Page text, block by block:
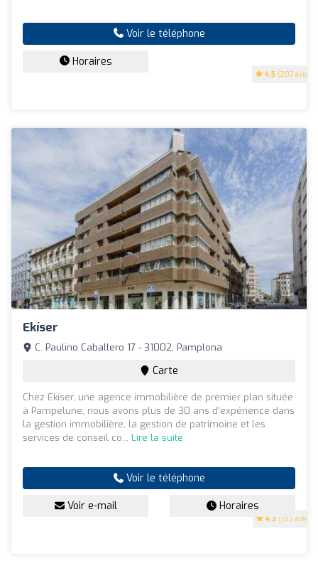
4.5 (207 avis)
Voir le téléphone
Horaires
Ekíser
4.3 (153 avis)
C. Paulino Caballero 17 - 31002, Pamplona
Carte
Chez Ekíser, une agence immobilière de premier plan située
à Pampelune, nous avons plus de 30 ans d'expérience dans
la gestion immobilière, la gestion de patrimoine et les
services de conseil co... Lire la suite
Voir le téléphone
Voir e-mail Horaires